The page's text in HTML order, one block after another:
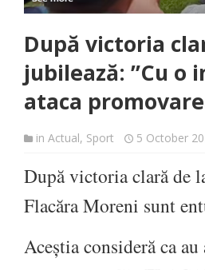
După victoria
jubilează: ”Cu o
ataca
in Actual, Sport 5 October
După victoria clară de
Flacăra Moreni sunt
Aceștia consideră ca